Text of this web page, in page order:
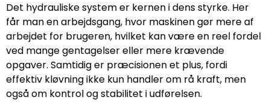
Det hydrauliske system er kernen i dens styrke. Her
får man en arbejdsgang, hvor maskinen gør mere af
arbejdet for brugeren, hvilket kan være en reel fordel
ved mange gentagelser eller mere krævende
opgaver. Samtidig er præcisionen et plus, fordi
effektiv kløvning ikke kun handler om rå kraft, men
også om kontrol og stabilitet i udførelsen.